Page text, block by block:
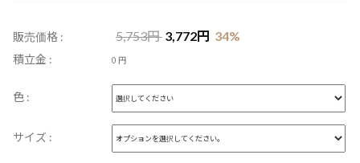
販売価格 : 5,753円 3,772円 34%
積立金 : 0 円
色 :
サイズ :